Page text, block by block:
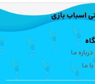
اسباب بازی
ما
ما